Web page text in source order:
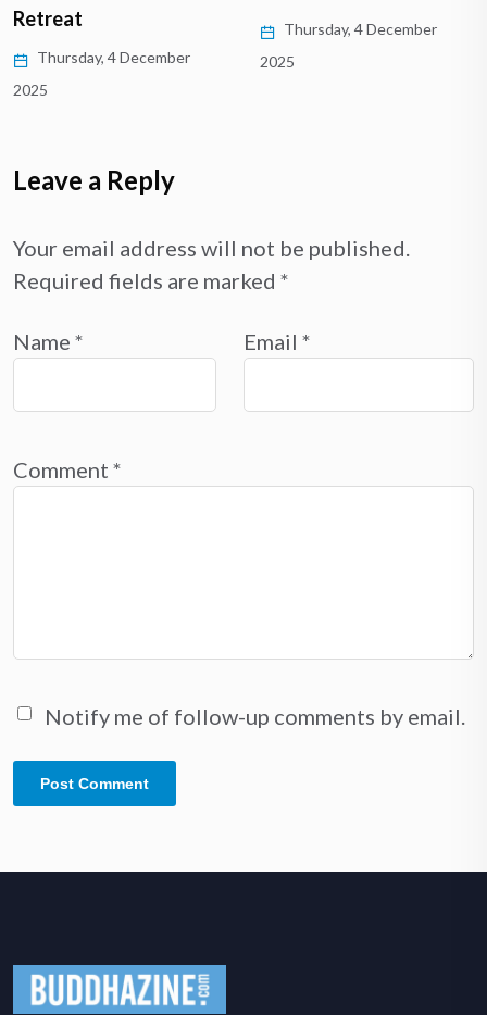
Retreat
Thursday, 4 December
2025
Thursday, 4 December
2025
Leave a Reply
Your email address will not be published.
Required fields are marked *
Name * Email *
Comment *
Notify me of follow-up comments by email.